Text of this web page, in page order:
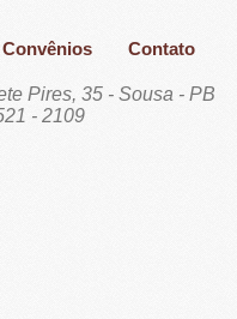
Convênios Contato
Pires, 35 - Sousa - PB
- 2109